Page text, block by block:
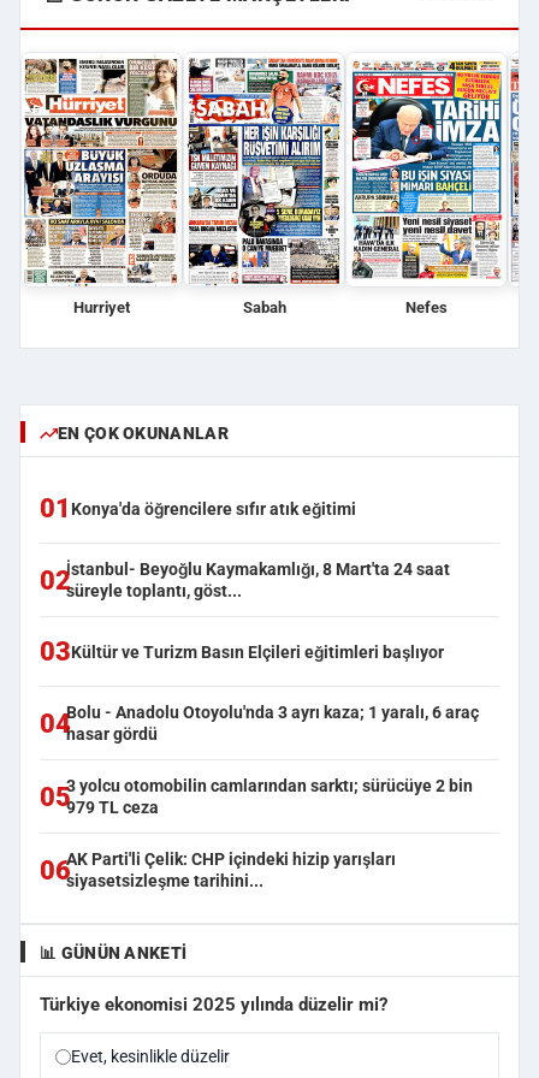
Hurriyet Sabah Nefes
EN ÇOK OKUNANLAR
01 Konya'da öğrencilere sıfır atık eğitimi
02İstanbul- Beyoğlu Kaymakamlığı, 8 Mart'ta 24 saat
süreyle toplantı, göst...
03Kültür ve Turizm Basın Elçileri eğitimleri başlıyor
04Bolu - Anadolu Otoyolu'nda 3 ayrı kaza; 1 yaralı, 6 araç
hasar gördü
053 yolcu otomobilin camlarından sarktı; sürücüye 2 bin
979 TL ceza
06AK Parti'li Çelik: CHP içindeki hizip yarışları
siyasetsizleşme tarihini...
📊 GÜNÜN ANKETI
Türkiye ekonomisi 2025 yılında düzelir mi?
Evet, kesinlikle düzelir